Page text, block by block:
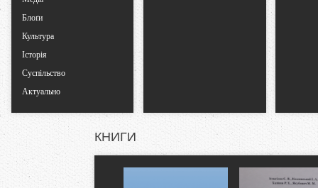
Блоґи
Культура
Історія
Суспільство
Актуально
КНИГИ